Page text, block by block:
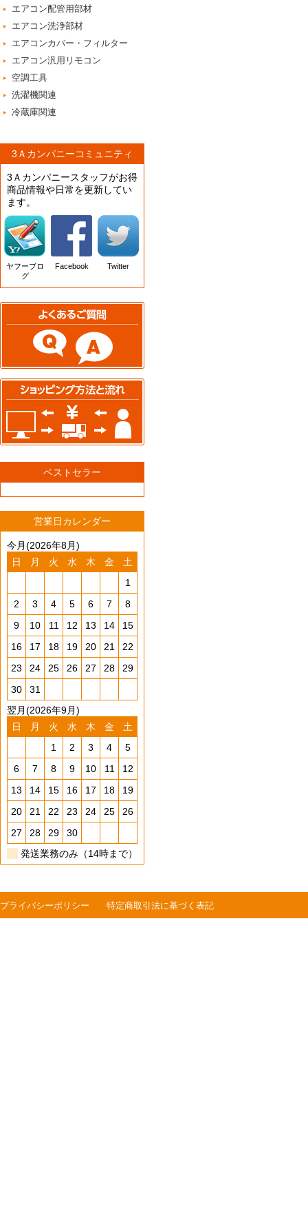
エアコン配管用部材
エアコン洗浄部材
エアコンカバー・フィルター
エアコン汎用リモコン
空調工具
洗濯機関連
冷蔵庫関連
3Ａカンパニーコミュニティ
3Ａカンパニースタッフがお得
商品情報や日常を更新してい
ます。
ヤフーブロ
グ
Facebook Twitter
ベストセラー
営業日カレンダー
今月(2026年8月)
日
月 火 水 木 金
土
1
2
3 4 5 6 7
8
9
10 11 12 13 14
15
16
17 18 19 20 21
22
23
24 25 26 27 28
29
30
31
翌月(2026年9月)
日
月 火 水 木 金
土
1
2 3 4
5
6
7 8 9 10 11
12
13
14 15 16 17 18
19
20
21 22 23 24 25
26
27
28 29
30
発送業務のみ（14時まで）
プライバシーポリシー 特定商取引法に基づく表記